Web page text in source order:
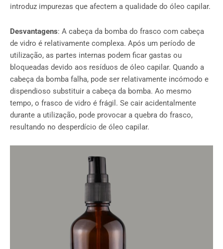
introduz impurezas que afectem a qualidade do óleo capilar.
Desvantagens: A cabeça da bomba do frasco com cabeça
de vidro é relativamente complexa. Após um período de
utilização, as partes internas podem ficar gastas ou
bloqueadas devido aos resíduos de óleo capilar. Quando a
cabeça da bomba falha, pode ser relativamente incómodo e
dispendioso substituir a cabeça da bomba. Ao mesmo
tempo, o frasco de vidro é frágil. Se cair acidentalmente
durante a utilização, pode provocar a quebra do frasco,
resultando no desperdício de óleo capilar.